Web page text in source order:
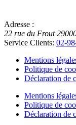
Adresse :
22 rue du Frout
Service Clients: 02-
Mentions
Politique de
Déclaration de
Mentions
Politique de
Déclaration de